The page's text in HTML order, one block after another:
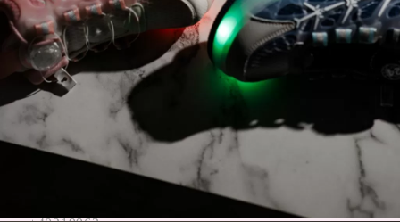
OneFashionRoom.RO
OneFashionRoom.BG
OneFashionRoom.HU
Информация за контакт
office@onefashionroom.eu